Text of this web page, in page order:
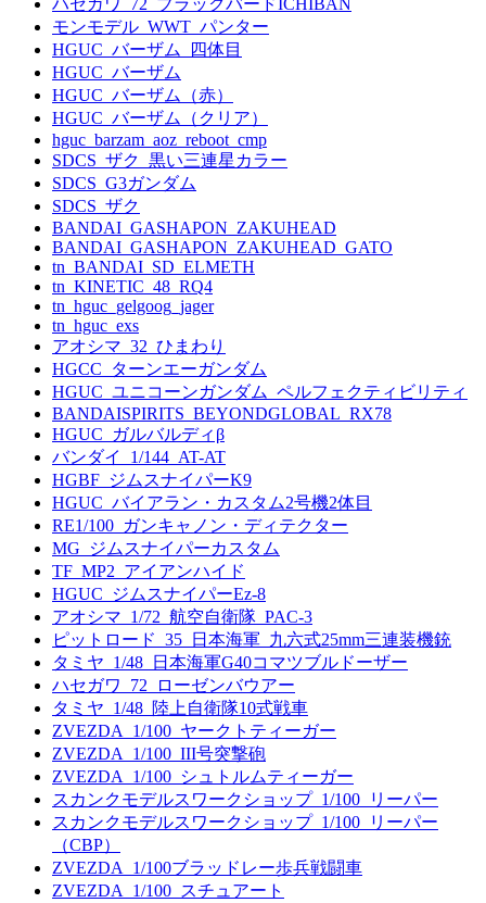
ハセガワ_72_ブラックバードICHIBAN
モンモデル_WWT_パンター
HGUC_バーザム_四体目
HGUC_バーザム
HGUC_バーザム（赤）
HGUC_バーザム（クリア）
hguc_barzam_aoz_reboot_cmp
SDCS_ザク_黒い三連星カラー
SDCS_G3ガンダム
SDCS_ザク
BANDAI_GASHAPON_ZAKUHEAD
BANDAI_GASHAPON_ZAKUHEAD_GATO
tn_BANDAI_SD_ELMETH
tn_KINETIC_48_RQ4
tn_hguc_gelgoog_jager
tn_hguc_exs
アオシマ_32_ひまわり
HGCC_ターンエーガンダム
HGUC_ユニコーンガンダム_ペルフェクティビリティ
BANDAISPIRITS_BEYONDGLOBAL_RX78
HGUC_ガルバルディβ
バンダイ_1/144_AT-AT
HGBF_ジムスナイパーK9
HGUC_バイアラン・カスタム2号機2体目
RE1/100_ガンキャノン・ディテクター
MG_ジムスナイパーカスタム
TF_MP2_アイアンハイド
HGUC_ジムスナイパーEz-8
アオシマ_1/72_航空自衛隊_PAC-3
ピットロード_35_日本海軍_九六式25mm三連装機銃
タミヤ_1/48_日本海軍G40コマツブルドーザー
ハセガワ_72_ローゼンバウアー
タミヤ_1/48_陸上自衛隊10式戦車
ZVEZDA_1/100_ヤークトティーガー
ZVEZDA_1/100_III号突撃砲
ZVEZDA_1/100_シュトルムティーガー
スカンクモデルスワークショップ_1/100_リーパー
スカンクモデルスワークショップ_1/100_リーパー
（CBP）
ZVEZDA_1/100ブラッドレー歩兵戦闘車
ZVEZDA_1/100_スチュアート